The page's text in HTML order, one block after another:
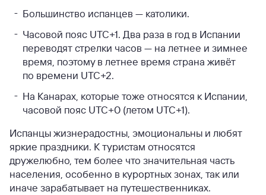
Большинство испанцев — католики.
Часовой пояс UTC+1. Два раза в год в Испании
переводят стрелки часов — на летнее и зимнее
время, поэтому в летнее время страна живёт
по времени UTC+2.
На Канарах, которые тоже относятся к Испании,
часовой пояс UTC+0 (летом UTC+1).
Испанцы жизнерадостны, эмоциональны и любят
яркие праздники. К туристам относятся
дружелюбно, тем более что значительная часть
населения, особенно в курортных зонах, так или
иначе зарабатывает на путешественниках.